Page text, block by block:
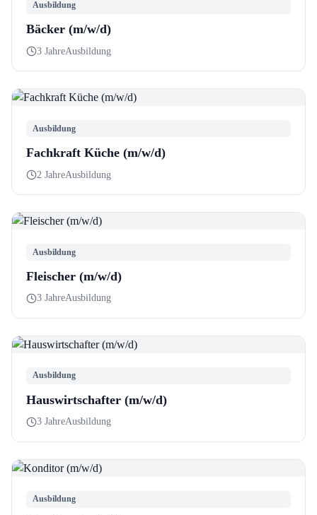
Ausbildung
Bäcker (m/w/d)
3 JahreAusbildung
Ausbildung
Fachkraft Küche (m/w/d)
2 JahreAusbildung
Ausbildung
Fleischer (m/w/d)
3 JahreAusbildung
Ausbildung
Hauswirtschafter (m/w/d)
3 JahreAusbildung
Ausbildung